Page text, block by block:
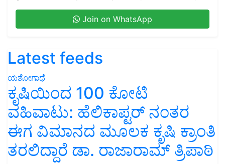
Join on WhatsApp
Latest feeds
ಯಶೋಗಾಥೆ
ಕೃಷಿಯಿಂದ 100 ಕೋಟಿ
ವಹಿವಾಟು: ಹೆಲಿಕಾಪ್ಟರ್ ನಂತರ
ಈಗ ವಿಮಾನದ ಮೂಲಕ ಕೃಷಿ ಕ್ರಾಂತಿ
ತರಲಿದ್ದಾರೆ ಡಾ. ರಾಜಾರಾಮ್ ತ್ರಿಪಾಠಿ